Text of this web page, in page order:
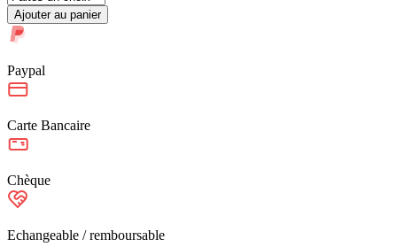
Ajouter au panier
Paypal
Carte Bancaire
Chèque
Echangeable / remboursable